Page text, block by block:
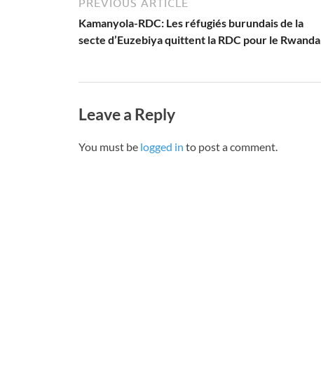
PREVIOUS ARTICLE
Kamanyola-RDC: Les réfugiés burundais de la
secte d’Euzebiya quittent la RDC pour le Rwanda
Leave a Reply
You must be logged in to post a comment.